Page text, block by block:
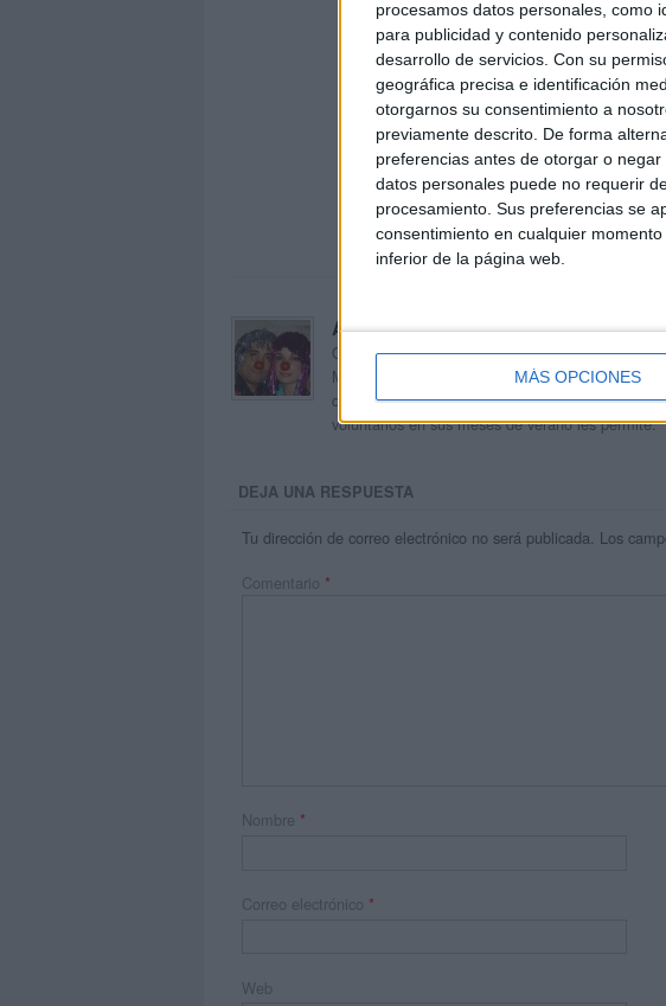
procesamos datos personales, como
para publicidad y contenido
desarrollo de servicios. Con su
geográfica precisa e identificación
otorgarnos su consentimiento a
previamente descrito. De forma
preferencias antes de otorgar o negar
datos personales puede no requerir
procesamiento. Sus preferencias se
consentimiento en cualquier
inferior de la página web.
MÁS OPCIONES
Acerca de orientacionandujar
Orientación Andújar no es solo un blog, es la
Maribel, que además de ser pareja, son los
dentro del blog y en el cual, vuelcan la mayor
voluntarios en sus meses de verano les permite.
DEJA UNA RESPUESTA
Tu dirección de correo electrónico no será publicada. Los
Comentario *
Nombre *
Correo electrónico *
Web